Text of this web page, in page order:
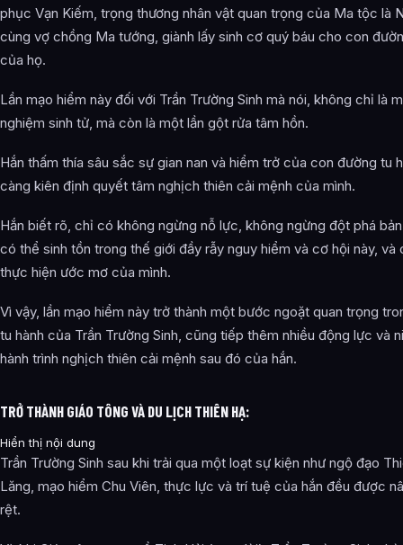
phục Vạn Kiếm, trọng thương nhân vật quan trọng của Ma tộc là
cùng vợ chồng Ma tướng, giành lấy sinh cơ quý báu cho con
của họ.
Lần mạo hiểm này đối với Trần Trường Sinh mà nói, không chỉ là
nghiệm sinh tử, mà còn là một lần gột rửa tâm hồn.
Hắn thấm thía sâu sắc sự gian nan và hiểm trở của con đường tu
càng kiên định quyết tâm nghịch thiên cải mệnh của mình.
Hắn biết rõ, chỉ có không ngừng nỗ lực, không ngừng đột phá
có thể sinh tồn trong thế giới đầy rẫy nguy hiểm và cơ hội này, và
thực hiện ước mơ của mình.
Vì vậy, lần mạo hiểm này trở thành một bước ngoặt quan trọng
tu hành của Trần Trường Sinh, cũng tiếp thêm nhiều động lực và
hành trình nghịch thiên cải mệnh sau đó của hắn.
TRỞ THÀNH GIÁO TÔNG VÀ DU LỊCH THIÊN HẠ:
Hiển thị nội dung
Trần Trường Sinh sau khi trải qua một loạt sự kiện như ngộ đạo
Lăng, mạo hiểm Chu Viên, thực lực và trí tuệ của hắn đều được
rệt.